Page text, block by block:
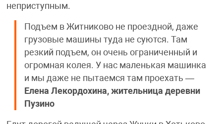
неприступным.
Подъем в Житниково не проездной, даже
грузовые машины туда не суются. Там
резкий подъем, он очень ограниченный и
огромная колея. У нас маленькая машинка
и мы даже не пытаемся там проехать —
Елена Лекордохина, жительница деревни
Пузино